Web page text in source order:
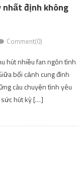
định không
Comment(0)
hút nhiều fan ngôn tình
bối cảnh cung đình
câu chuyện tình yêu
sức hút kỳ […]